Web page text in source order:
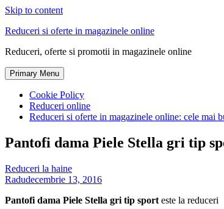
Skip to content
Reduceri si oferte in magazinele online
Reduceri, oferte si promotii in magazinele online
Primary Menu
Cookie Policy
Reduceri online
Reduceri si oferte in magazinele online: cele mai
Pantofi dama Piele Stella gri tip
Reduceri la haine
Radudecembrie 13, 2016
Pantofi dama Piele Stella gri tip sport este la reduceri